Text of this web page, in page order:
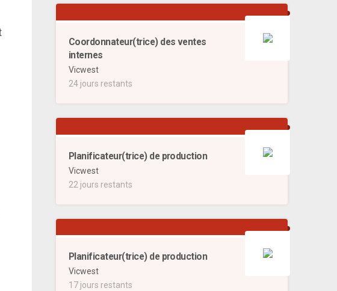
Coordonnateur(trice) des ventes
internes
Vicwest
24 jours restants
Planificateur(trice) de production
Vicwest
22 jours restants
Planificateur(trice) de production
Vicwest
17 jours restants